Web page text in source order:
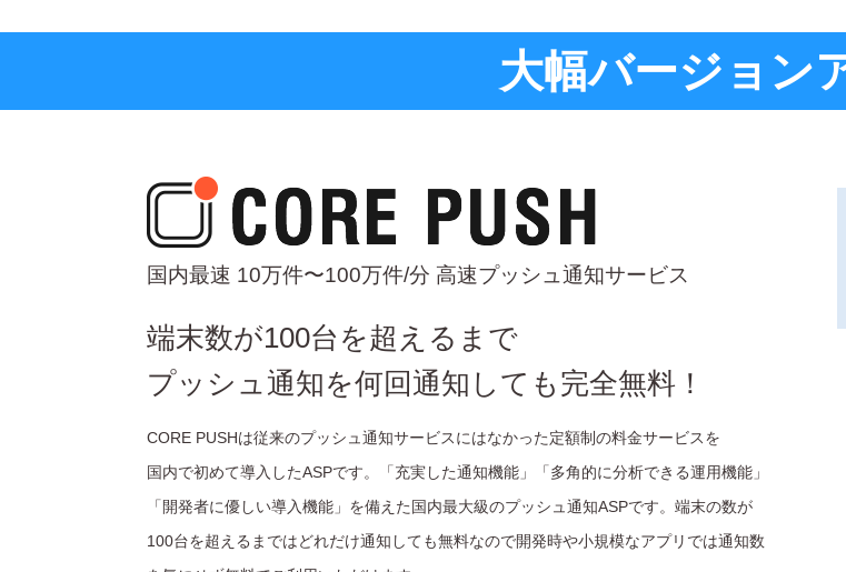
大幅バージョン
国内最速 10万件〜100万件/分 高速プッシュ通知サービス
端末数が100台を超えるまで
プッシュ通知を何回通知しても完全無料！
CORE PUSHは従来のプッシュ通知サービスにはなかった定額制の料金サービスを
国内で初めて導入したASPです。「充実した通知機能」「多角的に分析できる運用機能」
「開発者に優しい導入機能」を備えた国内最大級のプッシュ通知ASPです。端末の数が
100台を超えるまではどれだけ通知しても無料なので開発時や小規模なアプリでは通知数